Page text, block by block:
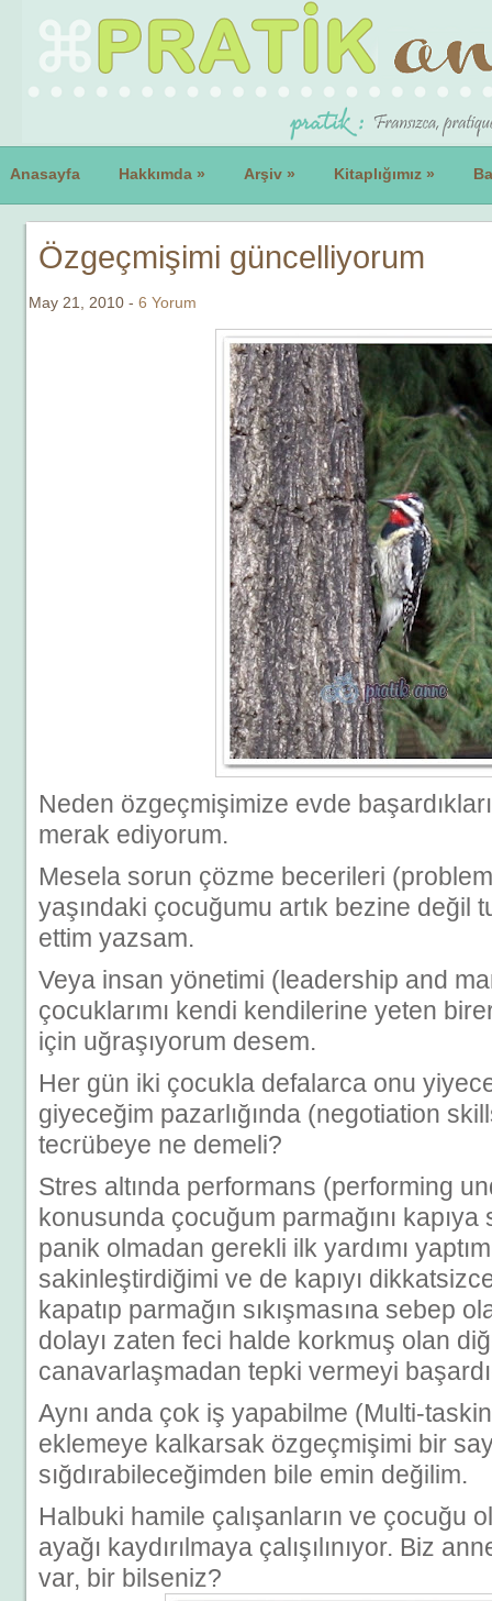
Anasayfa Hakkımda » Arşiv » Kitaplığımız »
Özgeçmişimi güncelliyorum
May 21, 2010 - 6 Yorum
Neden özgeçmişimize evde
merak ediyorum.
Mesela sorun çözme becerileri
yaşındaki çocuğumu artık bezine değil
ettim yazsam.
Veya insan yönetimi (leadership and
çocuklarımı kendi kendilerine yeten
için uğraşıyorum desem.
Her gün iki çocukla defalarca onu
giyeceğim pazarlığında (negotiation
tecrübeye ne demeli?
Stres altında performans (performing
konusunda çocuğum parmağını kapıya
panik olmadan gerekli ilk yardımı
sakinleştirdiğimi ve de kapıyı
kapatıp parmağın sıkışmasına sebep
dolayı zaten feci halde korkmuş olan
canavarlaşmadan tepki vermeyi
Aynı anda çok iş yapabilme (Multi-
eklemeye kalkarsak özgeçmişimi bir
sığdırabileceğimden bile emin değilim.
Halbuki hamile çalışanların ve çocuğu
ayağı kaydırılmaya çalışılınıyor. Biz
var, bir bilseniz?